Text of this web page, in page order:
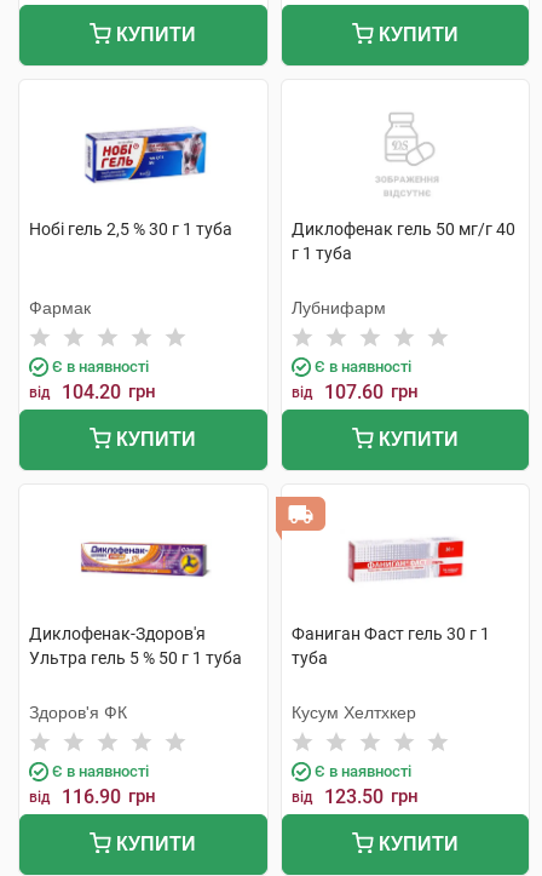
КУПИТИ КУПИТИ
Нобі гель 2,5 % 30 г 1 туба
Фармак
Є в наявності
від 104.20 грн
КУПИТИ
Диклофенак гель 50 мг/г 40
г 1 туба
Лубнифарм
Є в наявності
від 107.60 грн
КУПИТИ
Диклофенак-Здоров'я
Ультра гель 5 % 50 г 1 туба
Здоров'я ФК
Є в наявності
від 116.90 грн
КУПИТИ
Фаниган Фаст гель 30 г 1
туба
Кусум Хелтхкер
Є в наявності
від 123.50 грн
КУПИТИ